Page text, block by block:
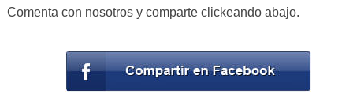
Comenta con nosotros y comparte clickeando abajo.